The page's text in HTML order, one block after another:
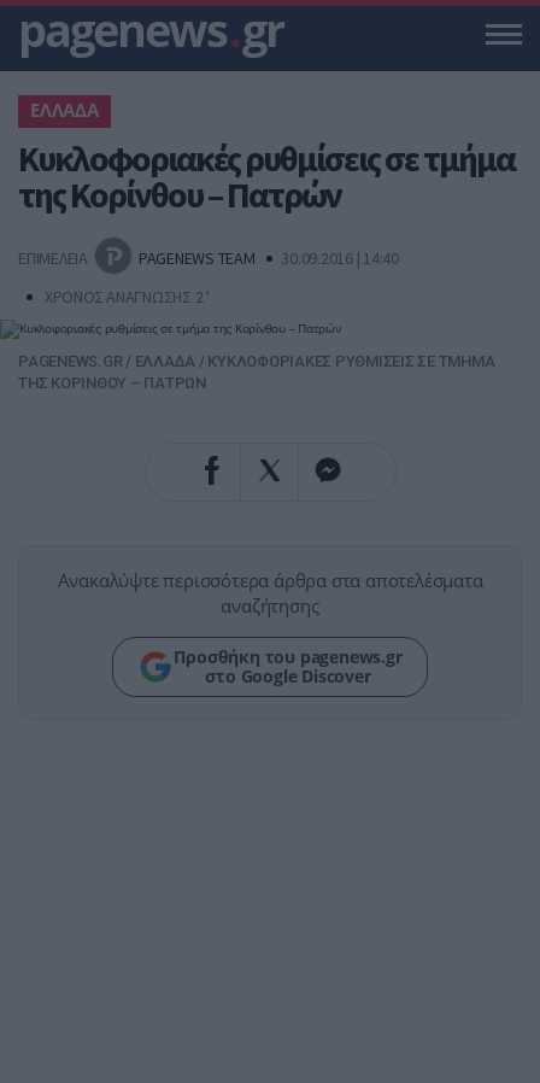
pagenews.gr
ΕΛΛΑΔΑ
Κυκλοφοριακές ρυθμίσεις σε τμήμα
της Κορίνθου – Πατρών
ΕΠΙΜΕΛΕΙΑ PAGENEWS TEAM
30.09.2016 | 14:40
ΧΡΟΝΟΣ ΑΝΑΓΝΩΣΗΣ 2 '
PAGENEWS.GR / ΕΛΛΑΔΑ / ΚΥΚΛΟΦΟΡΙΑΚΕΣ ΡΥΘΜΙΣΕΙΣ ΣΕ ΤΜΗΜΑ
ΤΗΣ ΚΟΡΙΝΘΟΥ – ΠΑΤΡΩΝ
Ανακαλύψτε περισσότερα άρθρα στα αποτελέσματα
αναζήτησης
Προσθήκη του pagenews.gr
στο Google Discover